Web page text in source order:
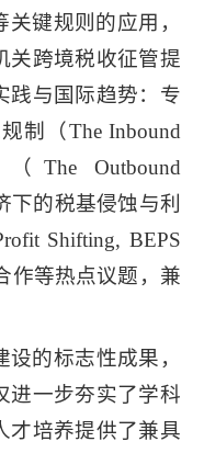
关键规则的应用，
关跨境税收征管提
践与国际趋势：专
制（The Inbound
The Outbound
下的税基侵蚀与利
Shifting, BEPS
作等热点议题，兼
的标志性成果，
进一步夯实了学科
才培养提供了兼具